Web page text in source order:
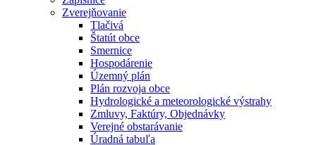
Zverejňovanie
Tlačivá
Štatút obce
Smernice
Hospodárenie
Územný plán
Plán rozvoja obce
Hydrologické a meteorologické výstrahy
Zmluvy, Faktúry, Objednávky
Verejné obstarávanie
Úradná tabuľa